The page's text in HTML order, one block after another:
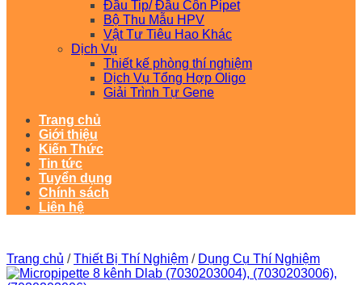
Đầu Tip/ Đầu Côn Pipet
Bộ Thu Mẫu HPV
Vật Tư Tiêu Hao Khác
Dịch Vụ
Thiết kế phòng thí nghiệm
Dịch Vụ Tổng Hợp Oligo
Giải Trình Tự Gene
Trang chủ
Giới thiệu
Kiến Thức
Tin tức
Tuyển dụng
Chính sách
Liên hệ
Trang chủ / Thiết Bị Thí Nghiệm / Dụng Cụ Thí Nghiệm